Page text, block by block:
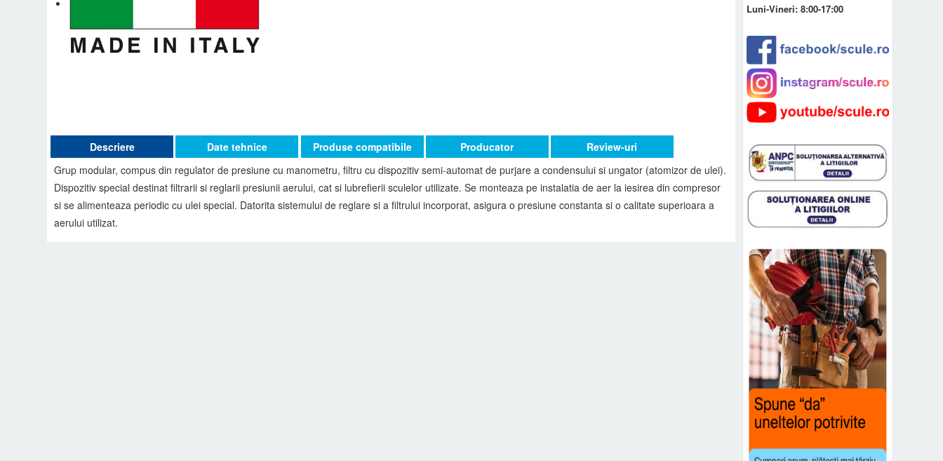
Descriere
Grup modular, compus din regulator de presiune cu manometru, filtru cu dispozitiv semi-automat de purjare a condensului si ungator (atomizor de ulei).
Dispozitiv special destinat filtrarii si reglarii presiunii aerului, cat si lubrefierii sculelor utilizate. Se monteaza pe instalatia de aer la iesirea din compresor
si se alimenteaza periodic cu ulei special. Datorita sistemului de reglare si a filtrului incorporat, asigura o presiune constanta si o calitate superioara a
aerului utilizat.
Date tehnice Produse compatibile Producator Review-uri
Luni-Vineri: 8:00-17:00